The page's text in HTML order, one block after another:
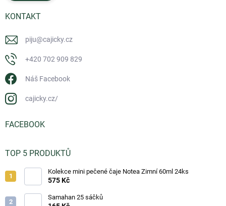
KONTAKT
piju@cajicky.cz
+420 702 909 829
Náš Facebook
cajicky.cz/
FACEBOOK
TOP 5 PRODUKTŮ
Kolekce mini pečené čaje Notea Zimní 60ml 24ks
575 Kč
Samahan 25 sáčků